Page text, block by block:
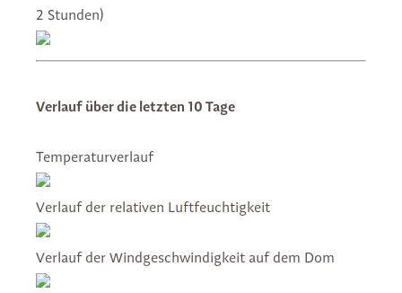
2 Stunden)
Verlauf über die letzten 10 Tage
Temperaturverlauf
Verlauf der relativen Luftfeuchtigkeit
Verlauf der Windgeschwindigkeit auf dem Dom